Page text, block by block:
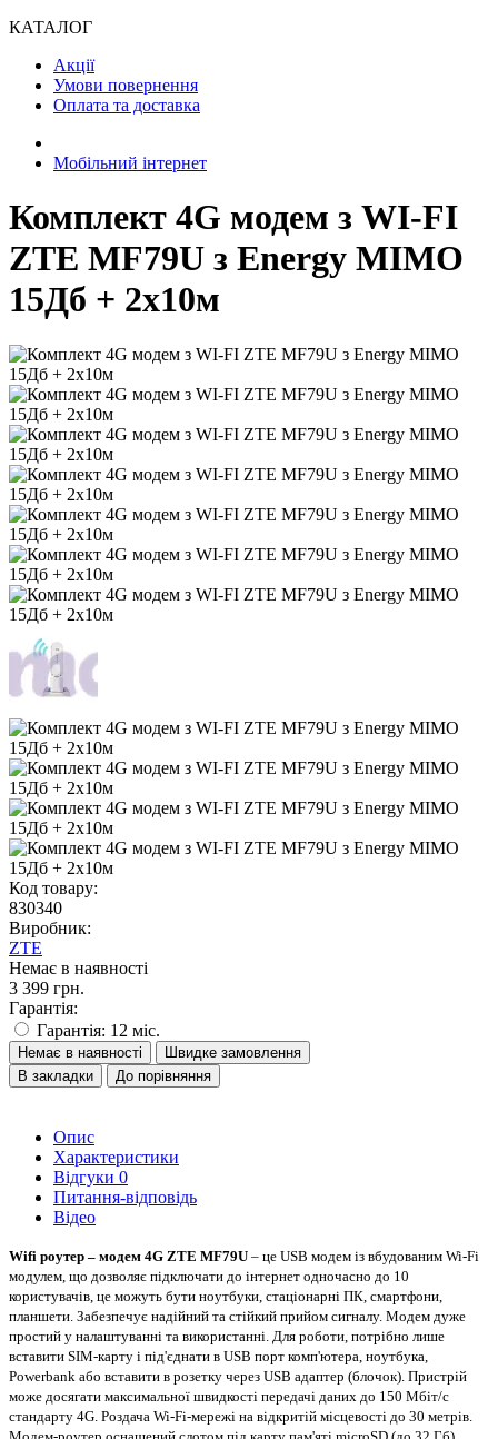
КАТАЛОГ
Акції
Умови повернення
Оплата та доставка
Мобільний інтернет
Комплект 4G модем з WI-FI
ZTE MF79U з Energy MIMO
15Дб + 2x10м
Код товару:
830340
Виробник:
ZTE
Немає в наявності
3 399 грн.
Гарантія:
Гарантія: 12 міс.
Немає в наявності
Швидке замовлення
В закладки
До порівняння
Опис
Характеристики
Відгуки 0
Питання-відповідь
Відео
Wifi роутер – модем 4G ZTE MF79U – це USB модем із вбудованим Wi-Fi
модулем, що дозволяє підключати до інтернет одночасно до 10
користувачів, це можуть бути ноутбуки, стаціонарні ПК, смартфони,
планшети. Забезпечує надійний та стійкий прийом сигналу. Модем дуже
простий у налаштуванні та використанні. Для роботи, потрібно лише
вставити SIM-карту і під'єднати в USB порт комп'ютера, ноутбука,
Powerbank або вставити в розетку через USB адаптер (блочок). Пристрій
може досягати максимальної швидкості передачі даних до 150 Мбіт/с
стандарту 4G. Роздача Wi-Fi-мережі на відкритій місцевості до 30 метрів.